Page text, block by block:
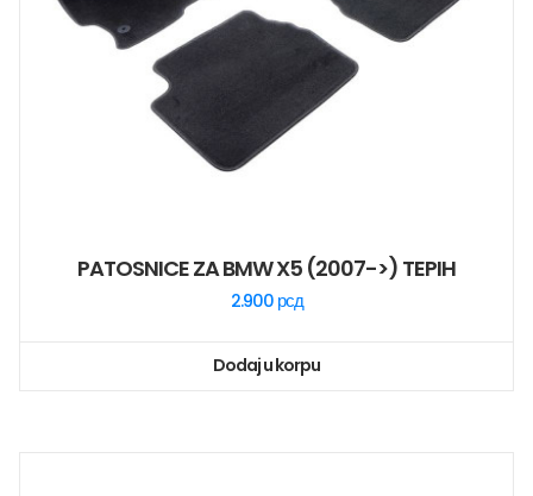
PATOSNICE ZA BMW X5 (2007->) TEPIH
2.900 рсд
Dodaj u korpu